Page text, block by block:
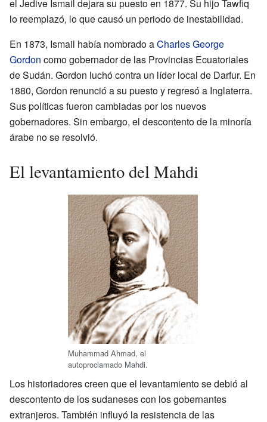
el Jedive Ismail dejara su puesto en 1877. Su hijo Tawfiq
lo reemplazó, lo que causó un periodo de inestabilidad.
En 1873, Ismail había nombrado aCharles George
Gordon como gobernador de las Provincias Ecuatoriales
de Sudán. Gordon luchó contra un líder local de Darfur. En
1880, Gordon renunció a su puesto y regresó a Inglaterra.
Sus políticas fueron cambiadas por los nuevos
gobernadores. Sin embargo, el descontento de la minoría
árabe no se resolvió.
El levantamiento del Mahdi
Muhammad Ahmad, el
autoproclamado Mahdi.
Los historiadores creen que el levantamiento se debió al
descontento de los sudaneses con los gobernantes
extranjeros. También influyó la resistencia de las